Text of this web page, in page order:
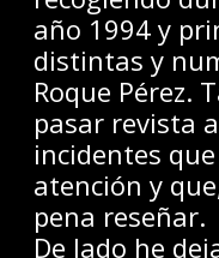
año 1994 y
distintas y
Roque Pérez.
pasar revista
incidentes
atención y
pena reseñar.
De lado he